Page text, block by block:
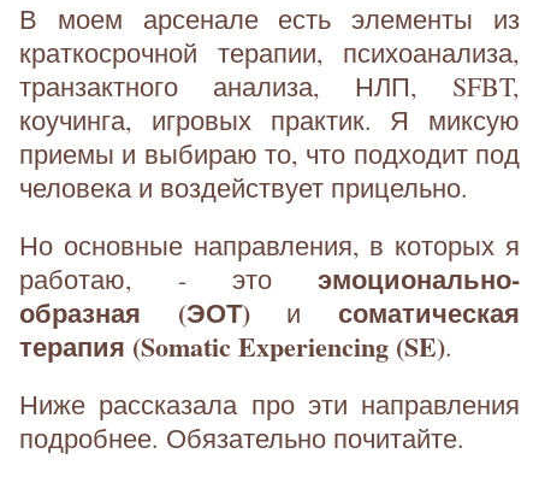
В моем арсенале есть элементы из
краткосрочной терапии, психоанализа,
транзактного анализа, НЛП, SFBT,
коучинга, игровых практик. Я миксую
приемы и выбираю то, что подходит под
человека и воздействует прицельно.
Но основные направления, в которых я
работаю, - это эмоционально-
образная (ЭОТ)и соматическая
терапия (Somatic Experiencing (SE).
Ниже рассказала про эти направления
подробнее. Обязательно почитайте.